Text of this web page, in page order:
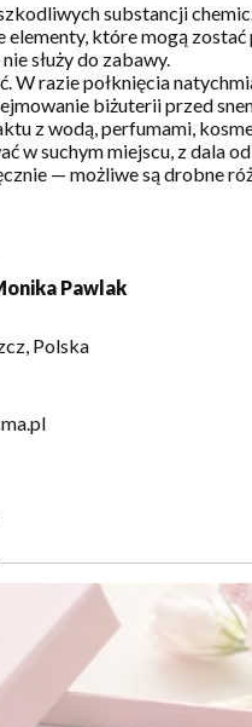
substancji
elementy, które mogą
służy do zabawy.
W razie połknięcia
biżuterii przed
z wodą, perfumami,
w suchym miejscu, z dala
— możliwe są drobne
Pawlak
Polska